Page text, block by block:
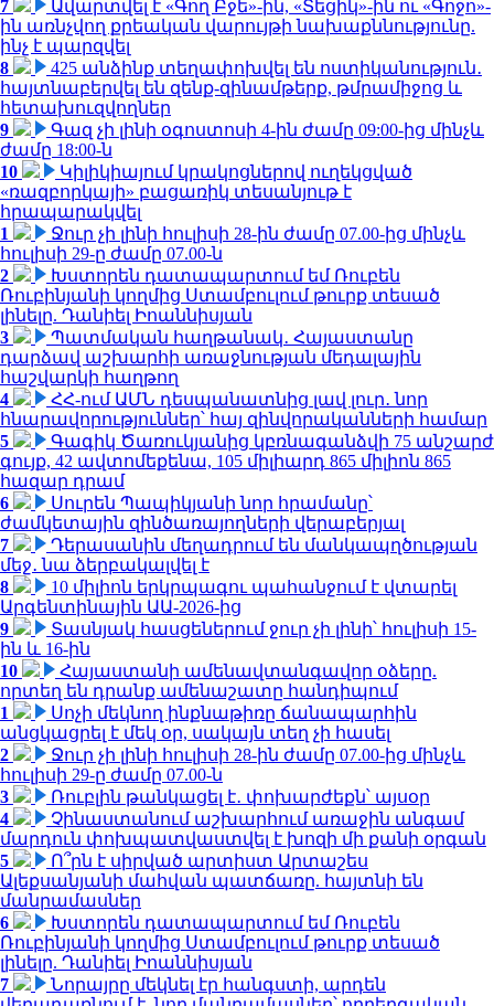
7
Ավարտվել է «Գող Բջե»-ին, «Տեցիկ»-ին ու «Գոջո»-
ին առնչվող քրեական վարույթի նախաքննությունը.
ինչ է պարզվել
8
425 անձինք տեղափոխվել են ոստիկանություն․
հայտնաբերվել են զենք-զինամթերք, թմրամիջոց և
հետախուզվողներ
9
Գազ չի լինի օգոստոսի 4-ին ժամը 09:00-ից մինչև
ժամը 18:00-ն
10
Կիլիկիայում կրակոցներով ուղեկցված
«ռազբորկայի» բացառիկ տեսանյութ է
հրապարակվել
1
Ջուր չի լինի հուլիսի 28-ին ժամը 07.00-ից մինչև
հուլիսի 29-ը ժամը 07.00-ն
2
Խստորեն դատապարտում եմ Ռուբեն
Ռուբինյանի կողմից Ստամբուլում թուրք տեսած
լինելը. Դանիել Իոաննիսյան
3
Պատմական հաղթանակ․ Հայաստանը
դարձավ աշխարհի առաջնության մեդալային
հաշվարկի հաղթող
4
ՀՀ-ում ԱՄՆ դեսպանատնից լավ լուր․ նոր
հնարավորություններ՝ հայ զինվորականների համար
5
Գագիկ Ծառուկյանից կբռնագանձվի 75 անշարժ
գույք, 42 ավտոմեքենա, 105 միլիարդ 865 միլիոն 865
հազար դրամ
6
Սուրեն Պապիկյանի նոր հրամանը՝
ժամկետային զինծառայողների վերաբերյալ
7
Դերասանին մեղադրում են մանկապղծության
մեջ․ նա ձերբակալվել է
8
10 միլիոն երկրպագու պահանջում է վտարել
Արգենտինային ԱԱ-2026-ից
9
Տասնյակ հասցեներում ջուր չի լինի՝ հուլիսի 15-
ին և 16-ին
10
Հայաստանի ամենավտանգավոր օձերը.
որտեղ են դրանք ամենաշատը հանդիպում
1
Սոչի մեկնող ինքնաթիռը ճանապարհին
անցկացրել է մեկ օր, սակայն տեղ չի հասել
2
Ջուր չի լինի հուլիսի 28-ին ժամը 07.00-ից մինչև
հուլիսի 29-ը ժամը 07.00-ն
3
Ռուբլին թանկացել է․ փոխարժեքն՝ այսօր
4
Չինաստանում աշխարհում առաջին անգամ
մարդուն փոխպատվաստվել է խոզի մի քանի օրգան
5
Ո՞րն է սիրված արտիստ Արտաշես
Ալեքսանյանի մահվան պատճառը. հայտնի են
մանրամասներ
6
Խստորեն դատապարտում եմ Ռուբեն
Ռուբինյանի կողմից Ստամբուլում թուրք տեսած
լինելը. Դանիել Իոաննիսյան
7
Նորայրը մեկնել էր հանգստի, արդեն